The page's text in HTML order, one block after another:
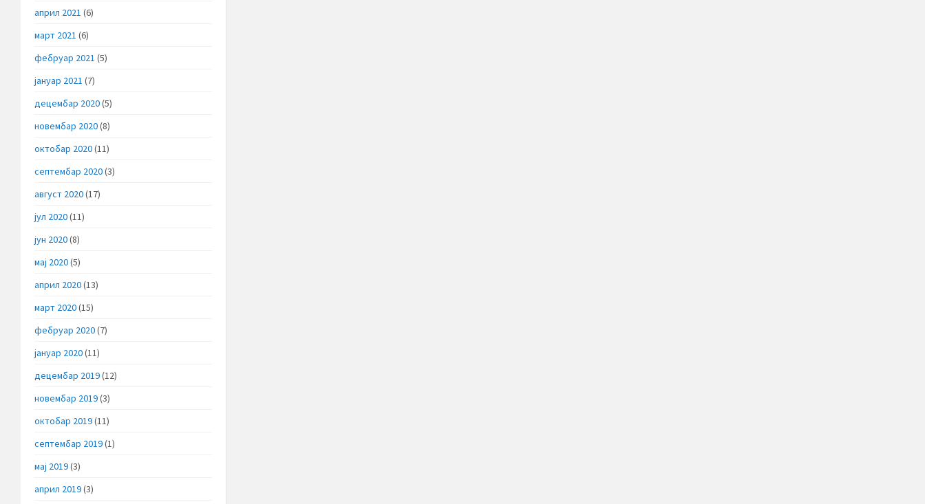
април 2021 (6)
март 2021 (6)
фебруар 2021 (5)
јануар 2021 (7)
децембар 2020(5)
новембар 2020(8)
октобар 2020(11)
септембар 2020(3)
август 2020(17)
јул 2020(11)
јун 2020(8)
мај 2020(5)
април 2020(13)
март 2020(15)
фебруар 2020(7)
јануар 2020(11)
децембар 2019(12)
новембар 2019(3)
октобар 2019(11)
септембар 2019(1)
мај 2019(3)
април 2019(3)